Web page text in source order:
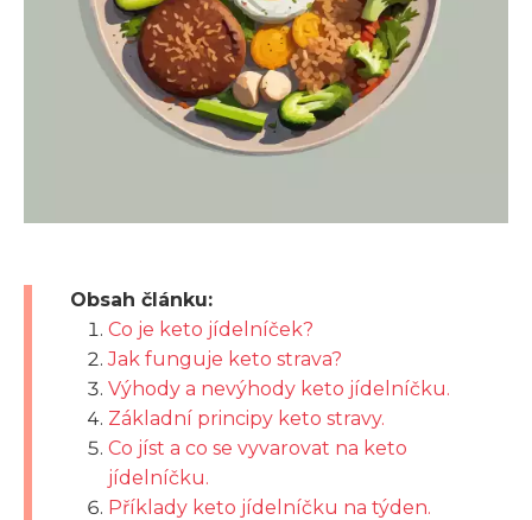
Obsah článku:
Co je keto jídelníček?
Jak funguje keto strava?
Výhody a nevýhody keto jídelníčku.
Základní principy keto stravy.
Co jíst a co se vyvarovat na keto
jídelníčku.
Příklady keto jídelníčku na týden.